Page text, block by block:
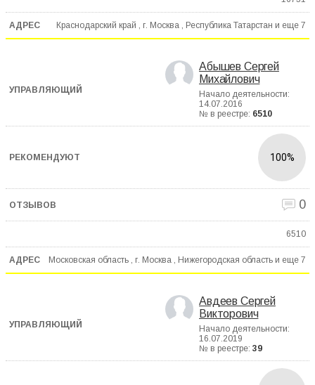
Краснодарский край , г. Москва , Республика Татарстан и еще 7
Абышев Сергей
Михайлович
Начало деятельности:
14.07.2016
№ в реестре: 6510
100%
0
6510
Московская область , г. Москва , Нижегородская область и еще 7
Авдеев Сергей
Викторович
Начало деятельности:
16.07.2019
№ в реестре: 39